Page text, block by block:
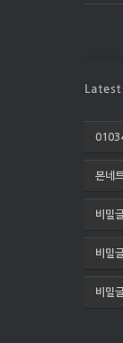
본네
비밀
비밀
비밀